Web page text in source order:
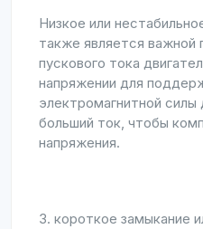
Низкое или
также является важной
пускового тока
напряжении для
электромагнитной
больший ток, чтобы
напряжения.
3. короткое замыкание